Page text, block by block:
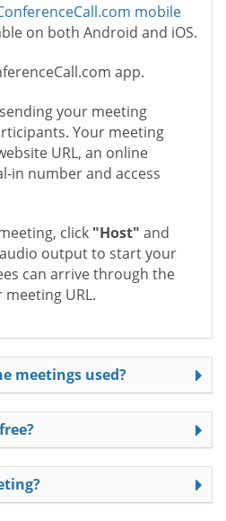
mobile
on both Android and iOS.
app.
your meeting
Your meeting
URL, an online
in number and access
click "Host" and
output to start your
can arrive through the
URL.
meetings used?